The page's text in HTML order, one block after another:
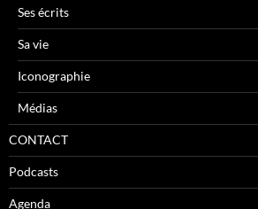
Ses écrits
Sa vie
Iconographie
Médias
CONTACT
Podcasts
Agenda